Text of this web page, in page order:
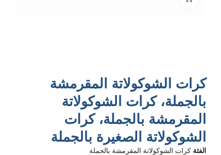
كرات الشوكولاتة المقرمشة
بالجملة، كرات الشوكولاتة
المقرمشة بالجملة، كرات
الشوكولاتة الصغيرة بالجملة
الفئة كرات الشوكولاتة المقرمشة بالجملة